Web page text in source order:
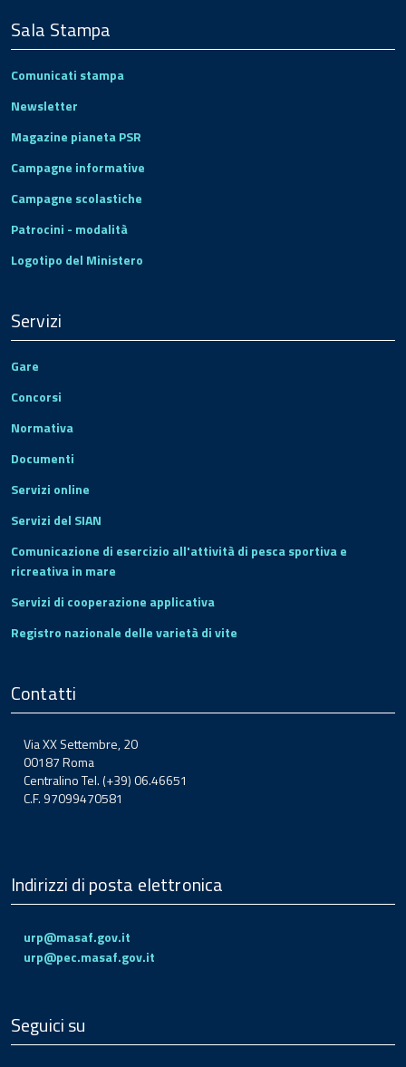
Sala Stampa
Comunicati stampa
Newsletter
Magazine pianeta PSR
Campagne informative
Campagne scolastiche
Patrocini - modalità
Logotipo del Ministero
Servizi
Gare
Concorsi
Normativa
Documenti
Servizi online
Servizi del SIAN
Comunicazione di esercizio all'attività di pesca sportiva e
ricreativa in mare
Servizi di cooperazione applicativa
Registro nazionale delle varietà di vite
Contatti
Via XX Settembre, 20
00187 Roma
Centralino Tel. (+39) 06.46651
C.F. 97099470581
Indirizzi di posta elettronica
urp@masaf.gov.it
urp@pec.masaf.gov.it
Seguici su